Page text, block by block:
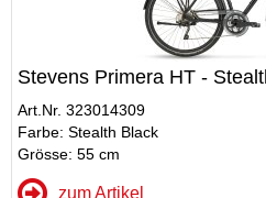
Stevens Primera HT -
Art.Nr. 323014309
Farbe: Stealth Black
Grösse: 55 cm
zum Artikel